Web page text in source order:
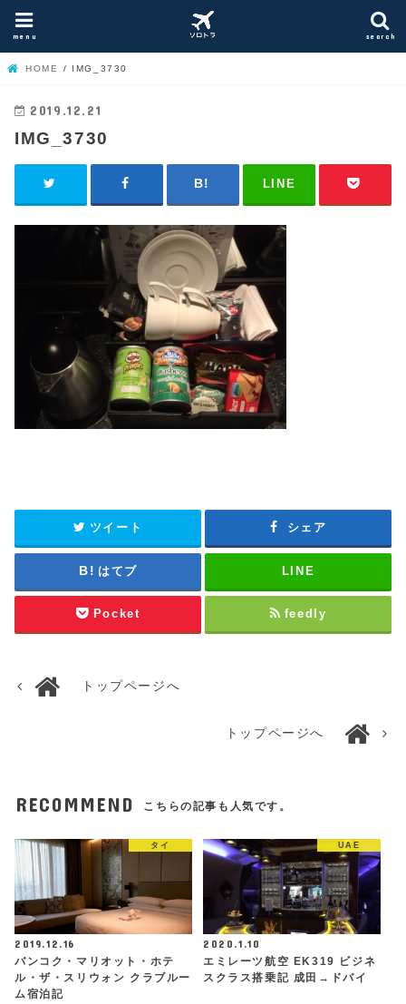
search
menu
HOME IMG_3730
2019.12.21
IMG_3730
LINE
ツイート シェア
はてブ LINE
Pocket feedly
トップページへ
トップページへ
RECOMMEND こちらの記事も人気です。
タイ
2019.12.16
バンコク・マリオット・ホテ
ル・ザ・スリウォン クラブルー
ム宿泊記
UAE
2020.1.10
エミレーツ航空 EK319 ビジネ
スクラス搭乗記 成田→ドバイ